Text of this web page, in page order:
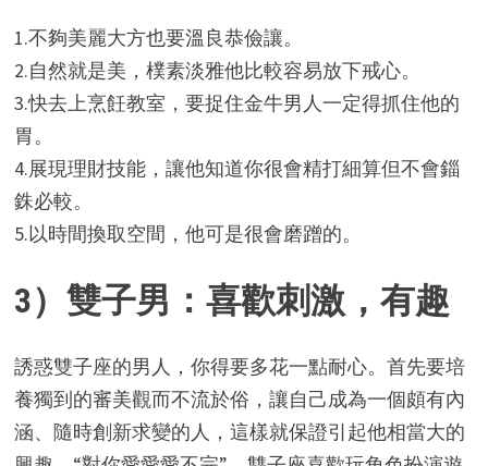
1.不夠美麗大方也要溫良恭儉讓。
2.自然就是美，樸素淡雅他比較容易放下戒心。
3.快去上烹飪教室，要捉住金牛男人一定得抓住他的
胃。
4.展現理財技能，讓他知道你很會精打細算但不會錙
銖必較。
5.以時間換取空間，他可是很會磨蹭的。
3）雙子男：喜歡刺激，有趣
誘惑雙子座的男人，你得要多花一點耐心。首先要培
養獨到的審美觀而不流於俗，讓自己成為一個頗有內
涵、隨時創新求變的人，這樣就保證引起他相當大的